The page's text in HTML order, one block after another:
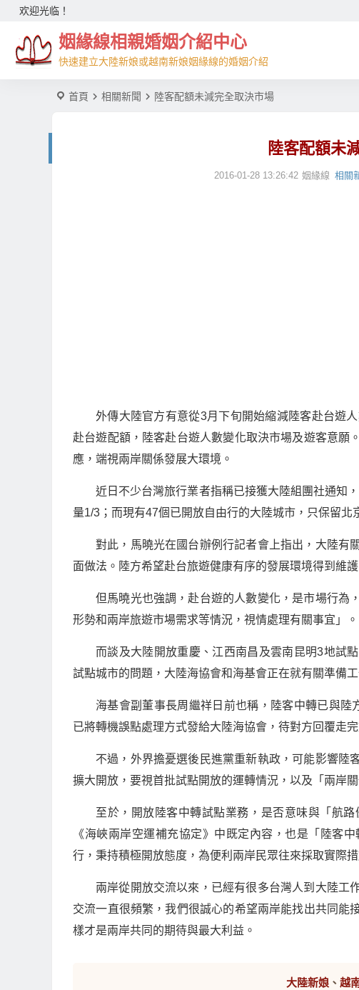
欢迎光临！
姻緣線相親婚姻介紹中心
快速建立大陸新娘或越南新娘姻緣線的婚姻介紹
首頁 相關新聞 陸客配額未減完全取決市場
陸客配額未
2016-01-28 13:26:42 姻緣線 相關
外傳大陸官方有意從3月下旬開始縮減陸客赴台遊
赴台遊配額，陸客赴台遊人數變化取決市場及遊客意願
應，端視兩岸關係發展大環境。
近日不少台灣旅行業者指稱已接獲大陸組團社通知
量1/3；而現有47個已開放自由行的大陸城市，只保留北
對此，馬曉光在國台辦例行記者會上指出，大陸有
面做法。陸方希望赴台旅遊健康有序的發展環境得到維
但馬曉光也強調，赴台遊的人數變化，是市場行為
形勢和兩岸旅遊市場需求等情況，視情處理有關事宜」。
而談及大陸開放重慶、江西南昌及雲南昆明3地試
試點城市的問題，大陸海協會和海基會正在就有關準備
海基會副董事長周繼祥日前也稱，陸客中轉已與
已將轉機誤點處理方式發給大陸海協會，待對方回覆走
不過，外界擔憂選後民進黨重新執政，可能影響陸
擴大開放，要視首批試點開放的運轉情況，以及「兩岸
至於，開放陸客中轉試點業務，是否意味與「航
《海峽兩岸空運補充協定》中既定內容，也是「陸客
行，秉持積極開放態度，為便利兩岸民眾往來採取實際措
兩岸從開放交流以來，已經有很多台灣人到大陸工
交流一直很頻繁，我們很誠心的希望兩岸能找出共同能
樣才是兩岸共同的期待與最大利益。
大陸新娘 、越